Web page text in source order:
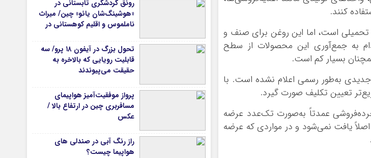
کنند.
است، اما این روغن برای صنف و
به جمع‌آوری این محصولات از سطح
بسیار کم است.
به‌طور رسمی اعلام نشده است. با
تعیین تکلیف صورت گیرد.
عمدتاً به‌صورت تک‌عدد عرضه
یافت نمی‌شود و در مواردی که عرضه
رونق گردشگری تابستانی در
«هوشینگ‌شان یائو» چین/ میراث
ناملموس و اقلیم کوهستانی در
تحول بزرگ در آیفون ۱۸ پرو/ سه
قابلیت رویایی که بالاخره به
حقیقت می‌پیوندند
پرواز موفقیت‌آمیز هواپیمای
مسافربری چین در ارتفاع بالا /
عکس
راز رنگ آبی در صندلی های
هواپیما چیست؟